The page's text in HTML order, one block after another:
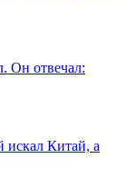
Он отвечал:
искал Китай, а